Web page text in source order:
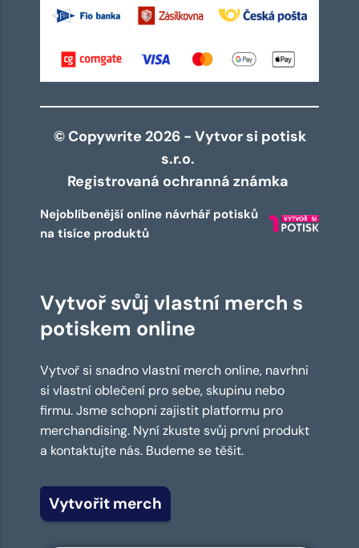
© Copywrite 2026 - Vytvor si potisk
s.r.o.
Registrovaná ochranná známka
Nejoblíbenější online návrhář potisků
na tisíce produktů
Vytvoř svůj vlastní merch s
potiskem online
Vytvoř si snadno vlastní merch online, navrhni
si vlastní oblečení pro sebe, skupinu nebo
firmu. Jsme schopni zajistit platformu pro
merchandising. Nyní zkuste svůj první produkt
a kontaktujte nás. Budeme se těšit.
Vytvořit merch